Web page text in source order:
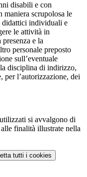
disabili e con
maniera scrupolosa le
didattici individuali e
le attività in
e la
personale preposto
sull’eventuale
disciplina di indirizzo,
per l’autorizzazione, dei
si avvalgono di
finalità illustrate nella
tutti i cookies